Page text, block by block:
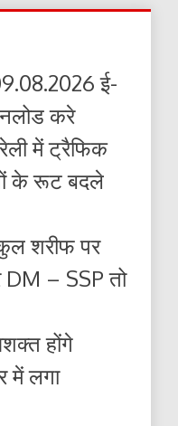
ई-
करे
में ट्रैफिक
के रूट बदले
शरीफ पर
DM – SSP तो
होंगे
में लगा